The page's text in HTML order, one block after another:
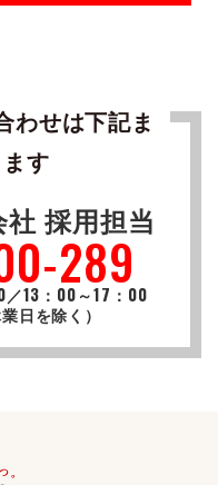
わせは下記ま
す
採用担当
289
13：00～17：00
日を除く）